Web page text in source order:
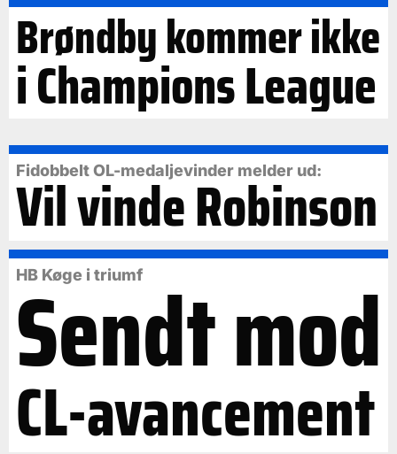
Brøndby kommer ikke
i Champions League
Fidobbelt OL-medaljevinder melder ud:
Vil vinde Robinson
HB Køge i triumf
Sendt mod
CL-avancement